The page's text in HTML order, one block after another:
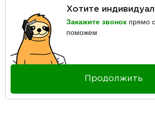
Хотите
Закажите звонок прямо
поможем
Продолжить